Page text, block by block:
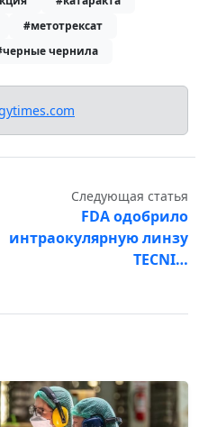
#метотрексат
чернила
Следующая статья
FDA одобрило
интраокулярную линзу
TECNI…